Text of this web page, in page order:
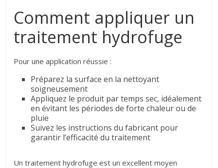
Comment appliquer un
traitement hydrofuge
Pour une application réussie :
Préparez la surface en la nettoyant
soigneusement
Appliquez le produit par temps sec, idéalement
en évitant les périodes de forte chaleur ou de
pluie
Suivez les instructions du fabricant pour
garantir l’efficacité du traitement
Un traitement hydrofuge est un excellent moyen